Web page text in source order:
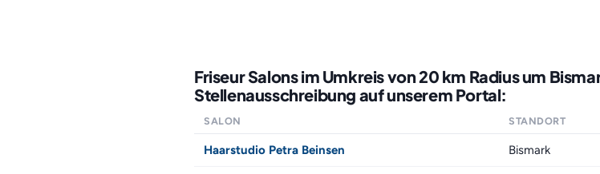
Friseur Salons im Umkreis von 20 km Radius um
Stellenausschreibung auf unserem Portal:
SALON STANDORT
Haarstudio Petra Beinsen Bismark